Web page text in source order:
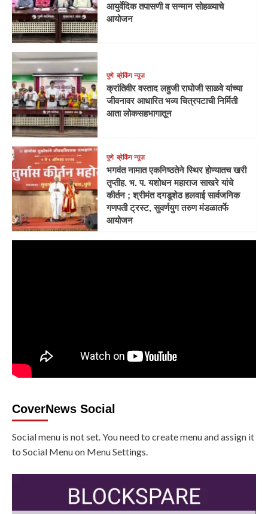
आयुर्वेदिक तपासणी व सन्मान सोहळ्याचे
आयोजन
पुणे ब्रेकिंग न्यूज़
क्रांतिवीर वस्ताद लहुजी राघोजी साळवे यांच्या
जीवनावर आधारित भव्य चित्रपटाची निर्मिती
आता लोकसहभागातून
पुणे ब्रेकिंग न्यूज़
भगवंत नामात एकनिष्ठतेने स्थिर होण्यातच खरी
तृप्तीह. भ. प. यशोधन महाराज साखरे यांचे
कीर्तन ; श्रीमंत दगडूशेठ हलवाई सार्वजनिक
गणपती ट्रस्ट, सुवर्णयुग तरुण मंडळातर्फे
आयोजन
CoverNews Social
Social menu is not set. You need to create menu and assign it
to Social Menu on Menu Settings.